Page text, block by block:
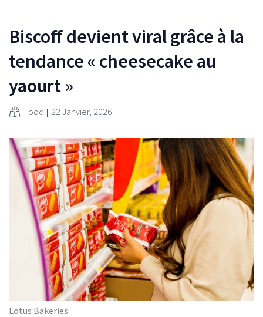
Biscoff devient viral grâce à la
tendance « cheesecake au
yaourt »
Food 22 Janvier, 2026
Lotus Bakeries